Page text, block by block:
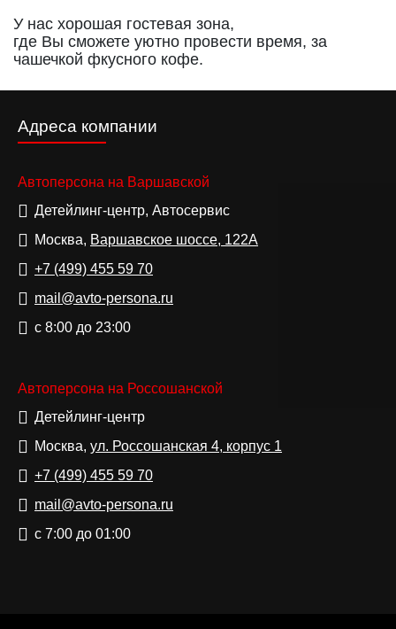
У нас хорошая гостевая зона,
где Вы сможете уютно провести время, за
чашечкой фкусного кофе.
Адреса компании
Автоперсона на Варшавской
Детейлинг-центр, Автосервис
Москва, Варшавское шоссе, 122А
+7 (499) 455 59 70
mail@avto-persona.ru
с 8:00 до 23:00
Автоперсона на Россошанской
Детейлинг-центр
Москва, ул. Россошанская 4, корпус 1
+7 (499) 455 59 70
mail@avto-persona.ru
с 7:00 до 01:00